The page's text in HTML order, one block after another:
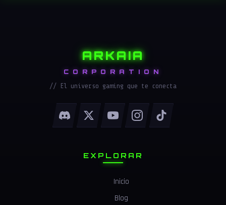
ARKAIA
CORPORATION
// El universo gaming que te conecta
EXPLORAR
Inicio
Blog